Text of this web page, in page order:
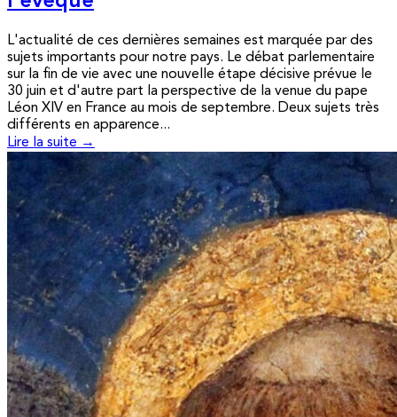
L'actualité de ces dernières semaines est marquée par des
sujets importants pour notre pays. Le débat parlementaire
sur la fin de vie avec une nouvelle étape décisive prévue le
30 juin et d'autre part la perspective de la venue du pape
Léon XIV en France au mois de septembre. Deux sujets très
différents en apparence...
Lire la suite →